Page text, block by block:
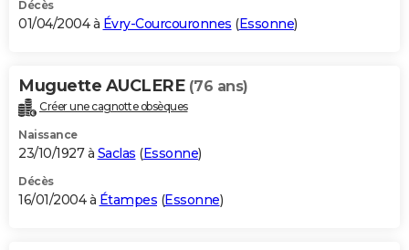
Décès
01/04/2004 à Évry-Courcouronnes (Essonne)
Muguette AUCLERE (76 ans)
Créer une cagnotte obsèques
Naissance
23/10/1927 à Saclas (Essonne)
Décès
16/01/2004 à Étampes (Essonne)